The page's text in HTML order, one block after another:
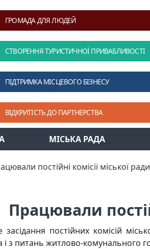
ГРОМАДА ДЛЯ ЛЮДЕЙ
СТВОРЕННЯ ТУРИСТИЧНОЇ ПРИВАБЛИВОСТІ
ПІДТРИМКА МІСЦЕВОГО БІЗНЕСУ
ВІДКРИТІСТЬ ДО ПАРТНЕРСТВА
МІСЬКА РАДА
постійні комісії міської ради
Працювали
засідання постійних комісій
з питань житлово-комунального